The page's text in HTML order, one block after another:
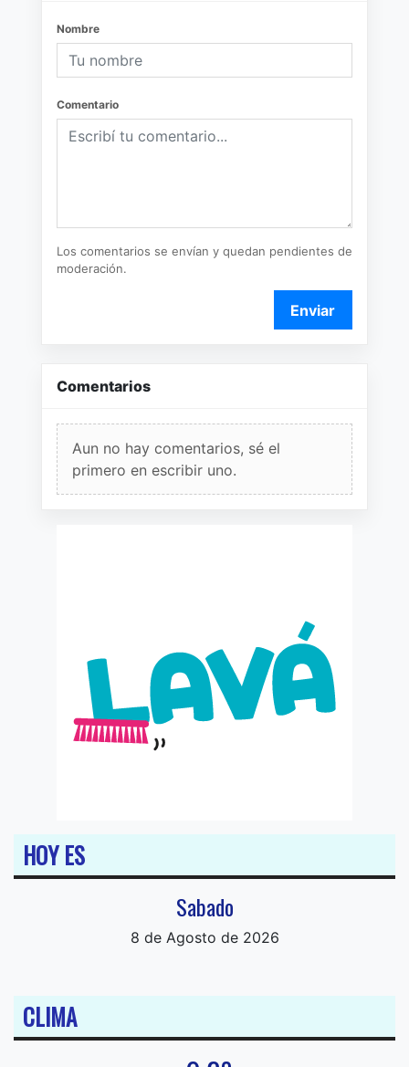
Nombre
Comentario
Los comentarios se envían y quedan pendientes de
moderación.
Enviar
Comentarios
Aun no hay comentarios, sé el
primero en escribir uno.
HOY ES
Sabado
8 de Agosto de 2026
CLIMA